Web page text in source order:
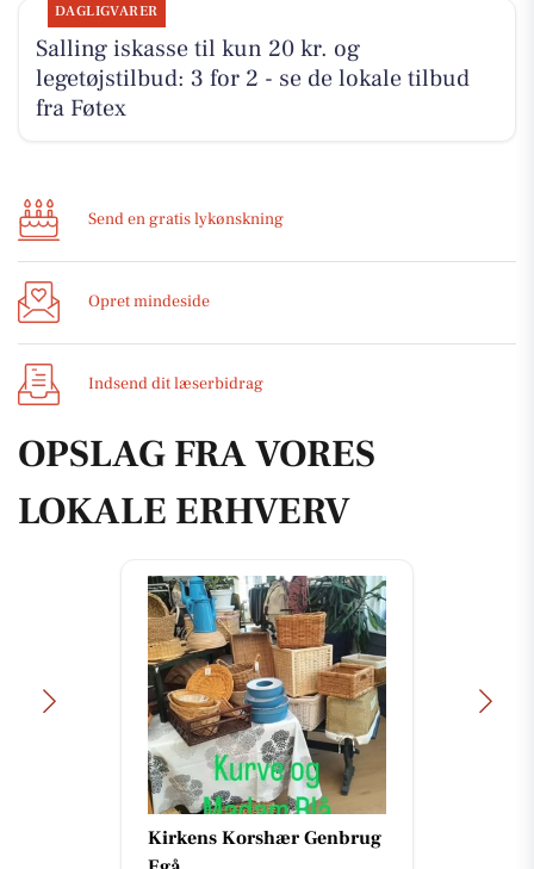
DAGLIGVARER
Salling iskasse til kun 20 kr. og
legetøjstilbud: 3 for 2 - se de lokale tilbud
fra Føtex
Send en gratis lykønskning
Opret mindeside
Indsend dit læserbidrag
OPSLAG FRA VORES
LOKALE ERHVERV
Kirkens Korshær Genbrug